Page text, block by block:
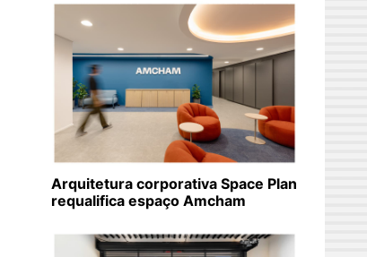
Arquitetura corporativa Space Plan
requalifica espaço Amcham